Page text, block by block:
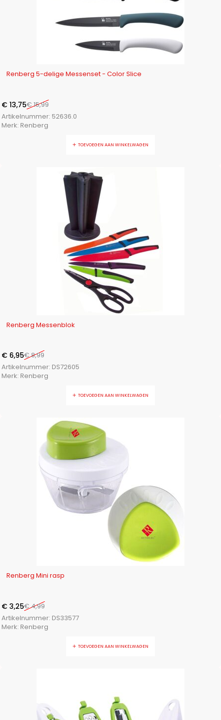
Renberg 5-delige Messenset - Color Slice
€15,99
€ 13,75
Artikelnummer: 52636.0
Merk: Renberg
TOEVOEGEN AAN WINKELWAGEN
Renberg Messenblok
€8,99
€ 6,95
Artikelnummer: DS72605
Merk: Renberg
TOEVOEGEN AAN WINKELWAGEN
-35%
Renberg Mini rasp
€4,99
€ 3,25
Artikelnummer: DS33577
Merk: Renberg
TOEVOEGEN AAN WINKELWAGEN